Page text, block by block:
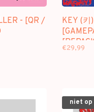
- [QR /
KEY (키
€29,99
niet op